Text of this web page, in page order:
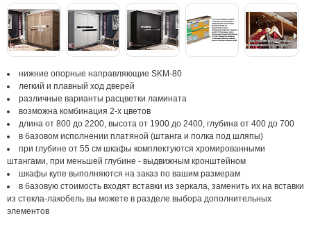
нижние опорные направляющие SKM-80
легкий и плавный ход дверей
различные варианты расцветки ламината
возможна комбинация 2-х цветов
длина от 800 до 2200, высота от 1900 до 2400, глубина от 400 до 700
в базовом исполнении платяной (штанга и полка под шляпы)
при глубине от 55 см шкафы комплектуются хромированными
штангами, при меньшей глубине - выдвижным кронштейном
шкафы купе выполняются на заказ по вашим размерам
в базовую стоимость входят вставки из зеркала, заменить их на вставки
из стекла-лакобель вы можете в разделе выбора дополнительных
элементов